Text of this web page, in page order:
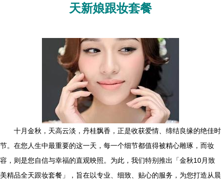
天新娘跟妆套餐
十月金秋，天高云淡，丹桂飘香，正是收获爱情、缔结良缘的绝佳时
节。在您人生中最重要的这一天，每一个细节都值得被精心雕琢，而妆
容，则是您自信与幸福的直观映照。为此，我们特别推出「金秋10月致
美精品全天跟妆套餐」，旨在以专业、细致、贴心的服务，为您打造从晨